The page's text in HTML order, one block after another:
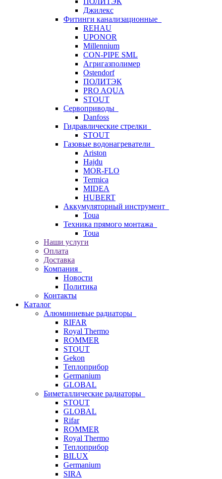
Джилекс
Фитинги канализационные
REHAU
UPONOR
Millennium
CON-PIPE SML
Агригазполимер
Ostendorf
ПОЛИТЭК
PRO AQUA
STOUT
Сервоприводы
Danfoss
Гидравлические стрелки
STOUT
Газовые водонагреватели
Ariston
Hajdu
MOR-FLO
Termica
MIDEA
HUBERT
Аккумуляторный инструмент
Toua
Техника прямого монтажа
Toua
Наши услуги
Оплата
Доставка
Компания
Новости
Политика
Контакты
Каталог
Алюминиевые радиаторы
RIFAR
Royal Thermo
ROMMER
STOUT
Gekon
Теплоприбор
Germanium
GLOBAL
Биметаллические радиаторы
STOUT
GLOBAL
Rifar
ROMMER
Royal Thermo
Теплоприбор
BILUX
Germanium
SIRA